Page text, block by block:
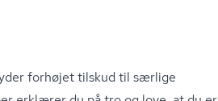
forhøjet tilskud til særlige